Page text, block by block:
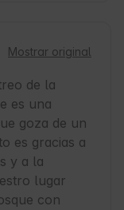
Mostrar original
de la
es una
goza de un
es gracias a
y a la
lugar
con